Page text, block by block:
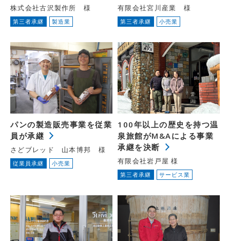
株式会社古沢製作所 様
第三者承継 製造業
有限会社宮川産業 様
第三者承継 小売業
パンの製造販売事業を従業
員が承継
さどブレッド 山本博邦 様
従業員承継 小売業
100年以上の歴史を持つ温
泉旅館がM&Aによる事業
承継を決断
有限会社岩戸屋 様
第三者承継 サービス業